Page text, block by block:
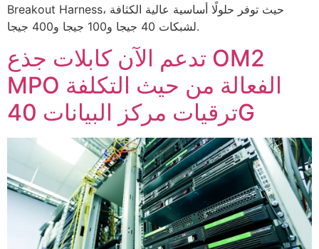
Breakout Harness، حيث توفر حلولًا أساسية عالية الكثافة
لشبكات 40 جيجا و100 جيجا و400 جيجا.
تدعم الآن كابلات جذع OM2
MPO الفعالة من حيث التكلفة
ترقيات مركز البيانات 40G